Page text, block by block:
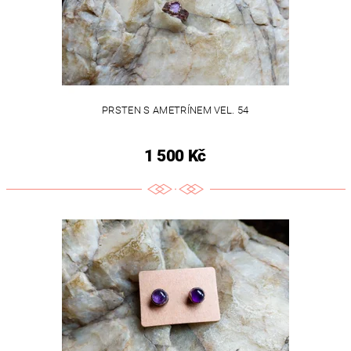
PRSTEN S AMETRÍNEM VEL. 54
1 500 Kč